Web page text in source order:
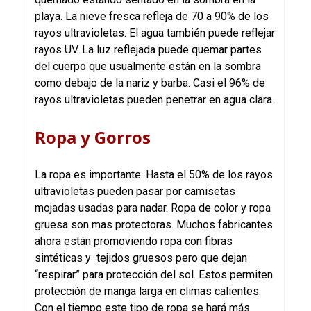
playa. La nieve fresca refleja de 70 a 90% de los
rayos ultravioletas. El agua también puede reflejar
rayos UV. La luz reflejada puede quemar partes
del cuerpo que usualmente están en la sombra
como debajo de la nariz y barba. Casi el 96% de
rayos ultravioletas pueden penetrar en agua clara.
Ropa y Gorros
La ropa es importante. Hasta el 50% de los rayos
ultravioletas pueden pasar por camisetas
mojadas usadas para nadar. Ropa de color y ropa
gruesa son mas protectoras. Muchos fabricantes
ahora están promoviendo ropa con fibras
sintéticas y tejidos gruesos pero que dejan
“respirar” para protección del sol. Estos permiten
protección de manga larga en climas calientes.
Con el tiempo este tipo de ropa se hará más